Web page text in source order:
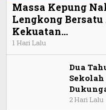
Massa Kepung
Lengkong
Kekuatan…
1 Hari Lalu
Dua
Sekolah
2 Hari Lalu